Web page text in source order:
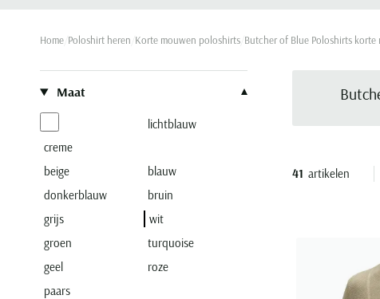
Home Poloshirt heren Korte mouwen poloshirts Butcher of Blue Poloshirts korte
Maat
creme
lichtblauw
beige
blauw
donkerblauw
bruin
grijs
wit
groen
turquoise
geel
roze
paars
41 artikelen